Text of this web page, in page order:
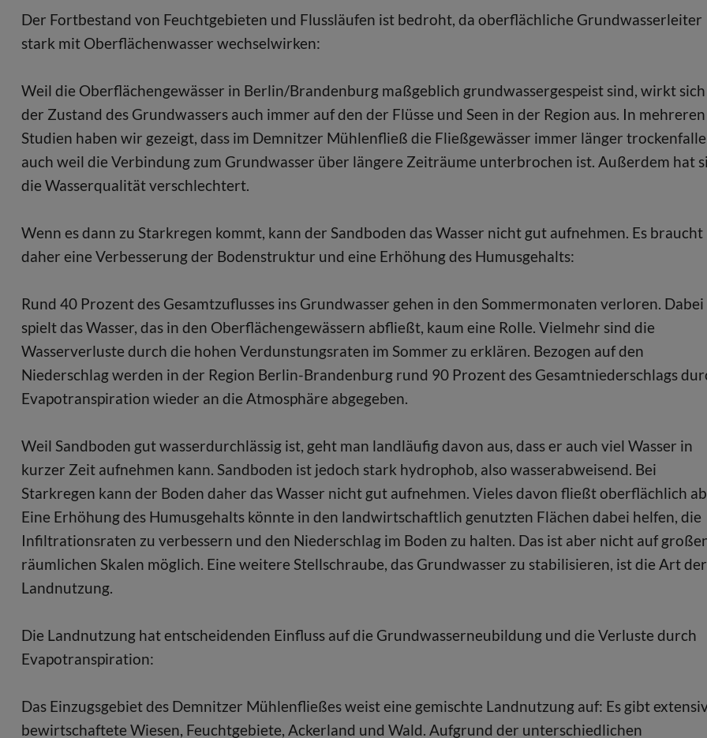
Der Fortbestand von Feuchtgebieten und Flussläufen ist bedroht, da oberflächliche Grundwasserleiter
stark mit Oberflächenwasser wechselwirken:
Weil die Oberflächengewässer in Berlin/Brandenburg maßgeblich grundwassergespeist sind, wirkt sich
der Zustand des Grundwassers auch immer auf den der Flüsse und Seen in der Region aus. In mehreren
Studien haben wir gezeigt, dass im Demnitzer Mühlenfließ die Fließgewässer immer länger
auch weil die Verbindung zum Grundwasser über längere Zeiträume unterbrochen ist. Außerdem hat
die Wasserqualität verschlechtert.
Wenn es dann zu Starkregen kommt, kann der Sandboden das Wasser nicht gut aufnehmen. Es braucht
daher eine Verbesserung der Bodenstruktur und eine Erhöhung des Humusgehalts:
Rund 40 Prozent des Gesamtzuflusses ins Grundwasser gehen in den Sommermonaten verloren. Dabei
spielt das Wasser, das in den Oberflächengewässern abfließt, kaum eine Rolle. Vielmehr sind die
Wasserverluste durch die hohen Verdunstungsraten im Sommer zu erklären. Bezogen auf den
Niederschlag werden in der Region Berlin-Brandenburg rund 90 Prozent des Gesamtniederschlags
Evapotranspiration wieder an die Atmosphäre abgegeben.
Weil Sandboden gut wasserdurchlässig ist, geht man landläufig davon aus, dass er auch viel Wasser in
kurzer Zeit aufnehmen kann. Sandboden ist jedoch stark hydrophob, also wasserabweisend. Bei
Starkregen kann der Boden daher das Wasser nicht gut aufnehmen. Vieles davon fließt oberflächlich
Eine Erhöhung des Humusgehalts könnte in den landwirtschaftlich genutzten Flächen dabei helfen, die
Infiltrationsraten zu verbessern und den Niederschlag im Boden zu halten. Das ist aber nicht auf
räumlichen Skalen möglich. Eine weitere Stellschraube, das Grundwasser zu stabilisieren, ist die Art der
Landnutzung.
Die Landnutzung hat entscheidenden Einfluss auf die Grundwasserneubildung und die Verluste durch
Evapotranspiration:
Das Einzugsgebiet des Demnitzer Mühlenfließes weist eine gemischte Landnutzung auf: Es gibt
bewirtschaftete Wiesen, Feuchtgebiete, Ackerland und Wald. Aufgrund der unterschiedlichen